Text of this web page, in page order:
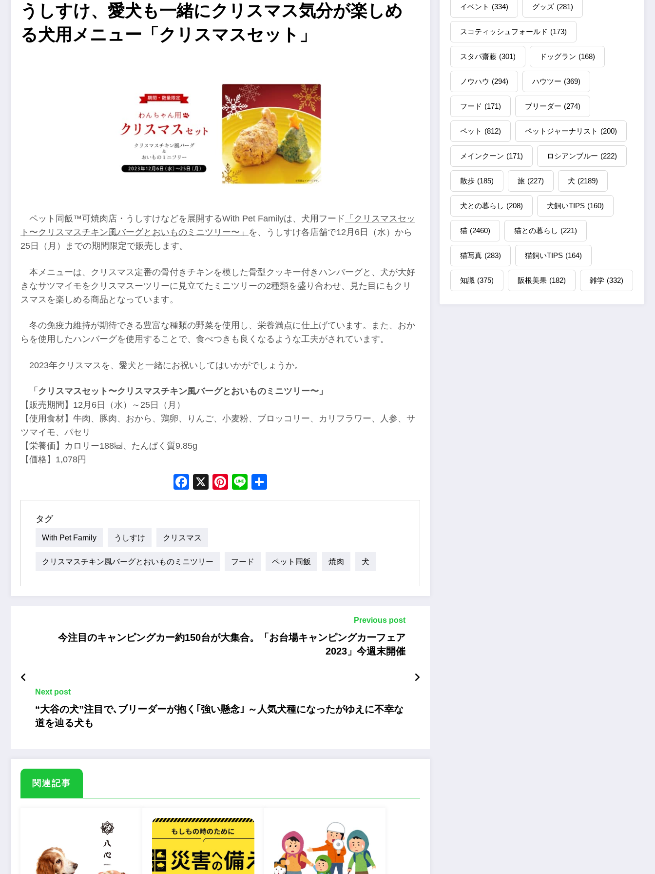
うしすけ、愛犬も一緒にクリスマス気分が楽しめ
る犬用メニュー「クリスマスセット」
ペット同飯™可焼肉店・うしすけなどを展開するWith Pet Familyは、犬用フード 「クリスマスセッ
ト〜クリスマスチキン風バーグとおいものミニツリー〜」 を、うしすけ各店舗で12月6日（水）から
25日（月）までの期間限定で販売します。
本メニューは、クリスマス定番の骨付きチキンを模した骨型クッキー付きハンバーグと、犬が大好
きなサツマイモをクリスマスーツリーに見立てたミニツリーの2種類を盛り合わせ、見た目にもクリ
スマスを楽しめる商品となっています。
冬の免疫力維持が期待できる豊富な種類の野菜を使用し、栄養満点に仕上げています。また、おか
らを使用したハンバーグを使用することで、食べつきも良くなるような工夫がされています。
2023年クリスマスを、愛犬と一緒にお祝いしてはいかがでしょうか。
「クリスマスセット〜クリスマスチキン風バーグとおいものミニツリー〜」
【販売期間】12月6日（水）～25日（月）
【使用食材】牛肉、豚肉、おから、鶏卵、りんご、小麦粉、ブロッコリー、カリフラワー、人参、サ
ツマイモ、パセリ
【栄養価】カロリー188㎉、たんぱく質9.85g
【価格】1,078円
Facebook
X Pinterest
Line
タグ
With Pet Family うしすけ クリスマス
クリスマスチキン風バーグとおいものミニツリー フード ペット同飯 焼肉 犬
Previous post
今注目のキャンピングカー約150台が大集合。「お台場キャンピングカーフェア
2023」今週末開催
Next post
“大谷の犬”注目で､ブリーダーが抱く｢強い懸念｣ ～人気犬種になったがゆえに不幸な
道を辿る犬も
関連記事
イベント (334) グッズ (281)
スコティッシュフォールド (173)
スタパ齋藤 (301) ドッグラン (168)
ノウハウ (294) ハウツー (369)
フード (171) ブリーダー (274)
ペット (812) ペットジャーナリスト (200)
メインクーン (171) ロシアンブルー (222)
散歩 (185) 旅 (227) 犬 (2189)
犬との暮らし (208) 犬飼いTIPS (160)
猫 (2460) 猫との暮らし (221)
猫写真 (283) 猫飼いTIPS (164)
知識 (375) 阪根美果 (182) 雑学 (332)